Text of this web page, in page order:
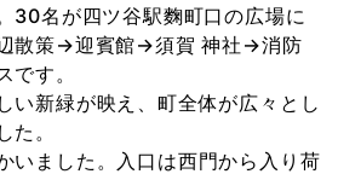
30名が四ツ谷駅麴町口の広場に
散策→迎賓館→須賀 神社→消防
です。
い新緑が映え、町全体が広々とし
た。
いました。入口は西門から入り荷